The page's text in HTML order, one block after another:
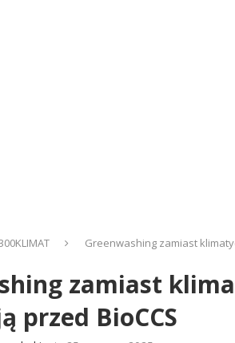
Greenwashing zamiast
zamiast
przed BioCCS